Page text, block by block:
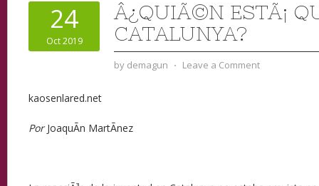
24
Oct 2019
Â¿QUIÃ©N ESTÃ¡
CATALUNYA?
by demagun ⋅ Leave a Comment
kaosenlared.net
PorJoaquÃ­n MartÃ­nez